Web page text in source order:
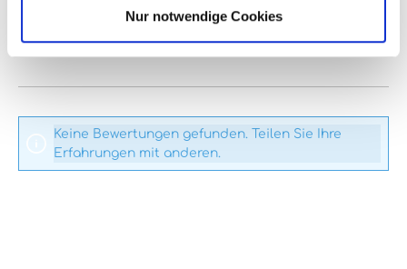
Nur notwendige Cookies
Bewertungen nur in der aktuellen Sprache anzeigen.
Keine Bewertungen gefunden. Teilen Sie Ihre
Erfahrungen mit anderen.